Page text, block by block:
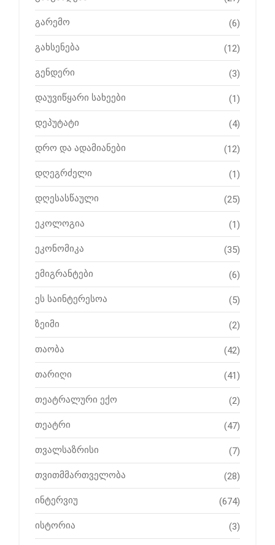
გარემო (6)
გახსენება (12)
გენდერი (3)
დაუვიწყარი სახეები (1)
დეპუტატი (4)
დრო და ადამიანები (12)
დღეგრძელი (1)
დღესასწაული (25)
ეკოლოგია (1)
ეკონომიკა (35)
ემიგრანტები (6)
ეს საინტერესოა (5)
ზეიმი (2)
თაობა (42)
თარიღი (41)
თეატრალური ექო (2)
თეატრი (47)
თვალსაზრისი (7)
თვითმმართველობა (28)
ინტერვიუ (674)
ისტორია (3)